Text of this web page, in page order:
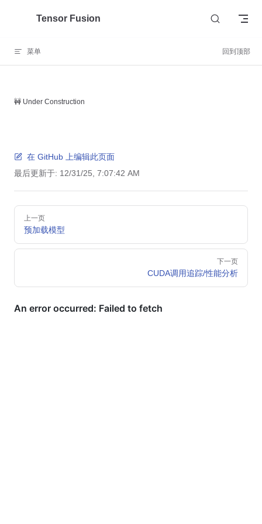
Skip to content
Tensor Fusion
菜单 回到顶部
🚧 Under Construction
在 GitHub 上编辑此页面
最后更新于: 12/31/25, 7:07:42 AM
Pager
上一页
预加载模型
下一页
CUDA调用追踪/性能分析